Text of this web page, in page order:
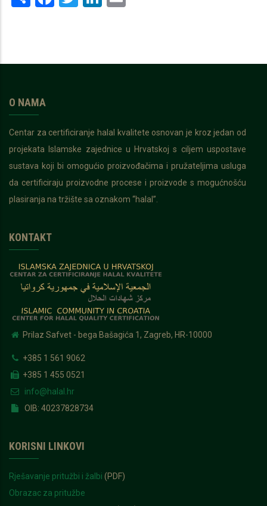
O NAMA
Centar za certificiranje halal kvalitete osnovan je kroz jedan od
projekata Islamske zajednice u Hrvatskoj s ciljem uspostave
sustava koji bi omogućio proizvođačima i pružateljima usluga
da certificiraju proizvodne procese i proizvode s mogućnošću
plasiranja na tržište sa oznakom “halal”.
KONTAKT
Prilaz Safvet - bega Bašagića 1, Zagreb, HR-10000
+385 1 561 9062
+385 1 455 0521
info@halal.hr
OIB: 40237828734
KORISNI LINKOVI
Rješavanje pritužbi i žalbi (PDF)
Obrazac za pritužbe